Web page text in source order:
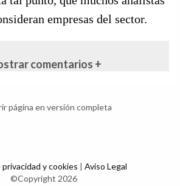
empresas del sector.
comentarios +
página en versión completa
y cookies | Aviso Legal
©Copyright 2026